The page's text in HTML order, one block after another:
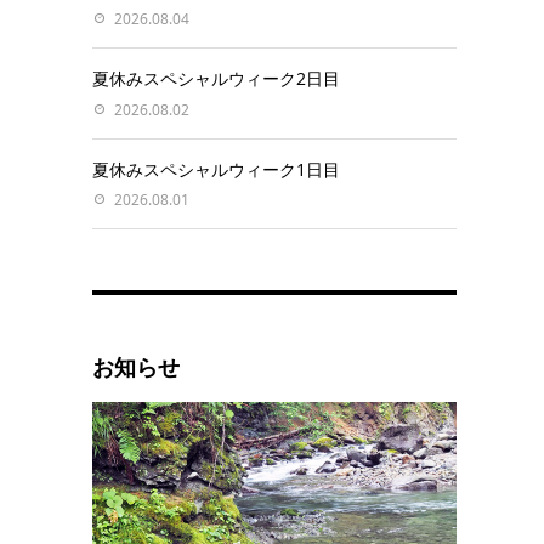
2026.08.04
夏休みスペシャルウィーク2日目
2026.08.02
夏休みスペシャルウィーク1日目
2026.08.01
お知らせ